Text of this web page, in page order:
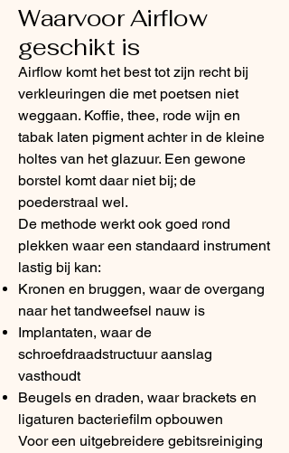
Waarvoor Airflow
geschikt is
Airflow komt het best tot zijn recht bij
verkleuringen die met poetsen niet
weggaan. Koffie, thee, rode wijn en
tabak laten pigment achter in de kleine
holtes van het glazuur. Een gewone
borstel komt daar niet bij; de
poederstraal wel.
De methode werkt ook goed rond
plekken waar een standaard instrument
lastig bij kan:
Kronen en bruggen, waar de overgang
naar het tandweefsel nauw is
Implantaten, waar de
schroefdraadstructuur aanslag
vasthoudt
Beugels en draden, waar brackets en
ligaturen bacteriefilm opbouwen
Voor een uitgebreidere gebitsreiniging